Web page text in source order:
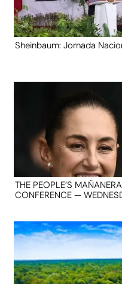
Sheinbaum: Jornada
THE PEOPLE’S
CONFERENCE —